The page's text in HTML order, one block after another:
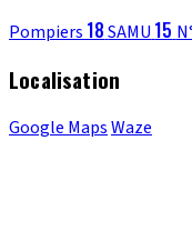
Pompiers 18SAMU 15
Localisation
Google MapsWaze